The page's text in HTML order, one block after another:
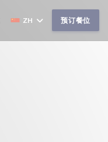
ZH 预订餐位